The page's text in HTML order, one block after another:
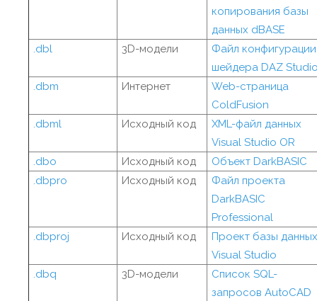
копирования базы
данных dBASE
.dbl
3D-модели
Файл конфигурации
шейдера DAZ
.dbm
Интернет
Web-страница
ColdFusion
.dbml
Исходный код
XML-файл данных
Visual Studio OR
.dbo
Исходный код
Объект DarkBASIC
.dbpro
Исходный код
Файл проекта
DarkBASIC
Professional
.dbproj
Исходный код
Проект базы данных
Visual Studio
.dbq
3D-модели
Список SQL-
запросов AutoCAD